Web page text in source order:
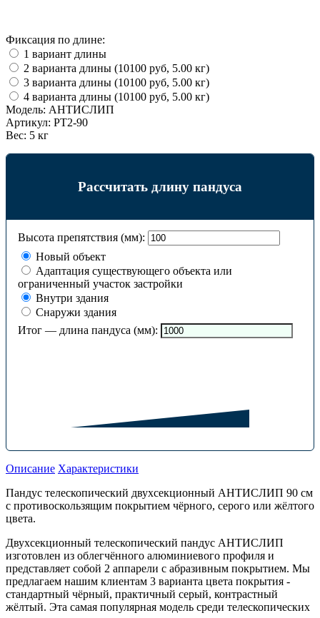
Фиксация по длине:
1 вариант длины
2 варианта длины (10100 руб, 5.00 кг)
3 варианта длины (10100 руб, 5.00 кг)
4 варианта длины (10100 руб, 5.00 кг)
Модель: АНТИСЛИП
Артикул: PT2-90
Вес: 5 кг
Рассчитать длину пандуса
Высота препятствия (мм):
Новый объект
Адаптация существующего объекта или
ограниченный участок застройки
Внутри здания
Снаружи здания
Итог — длина пандуса (мм):
Описание Характеристики
Пандус телескопический двухсекционный АНТИСЛИП 90 см
с противоскользящим покрытием чёрного, серого или жёлтого
цвета.
Двухсекционный телескопический пандус АНТИСЛИП
изготовлен из облегчённого алюминиевого профиля и
представляет собой 2 аппарели с абразивным покрытием. Мы
предлагаем нашим клиентам 3 варианта цвета покрытия -
стандартный чёрный, практичный серый, контрастный
жёлтый. Эта самая популярная модель среди телескопических